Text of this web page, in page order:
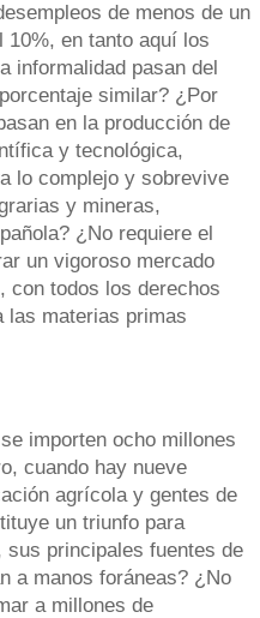
de menos de un
10%, en tanto aquí los
informalidad pasan del
similar? ¿Por
en la producción de
y tecnológica,
lo complejo y sobrevive
y mineras,
¿No requiere el
un vigoroso mercado
con todos los derechos
las materias primas
importen ocho millones
cuando hay nueve
agrícola y gentes de
un triunfo para
sus principales fuentes de
a manos foráneas? ¿No
a millones de